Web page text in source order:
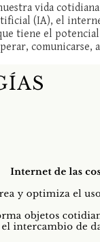
vida
(IA), el
tiene el
comunicarse,